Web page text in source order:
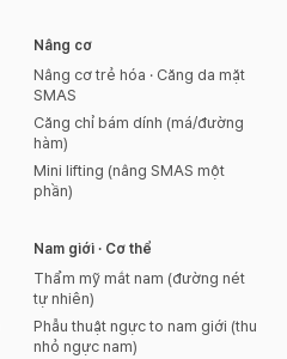
Nâng cơ
Nâng cơ trẻ hóa · Căng da mặt
SMAS
Căng chỉ bám dính (má/đường
hàm)
Mini lifting (nâng SMAS một
phần)
Nam giới · Cơ thể
Thẩm mỹ mắt nam (đường nét
tự nhiên)
Phẫu thuật ngực to nam giới (thu
nhỏ ngực nam)